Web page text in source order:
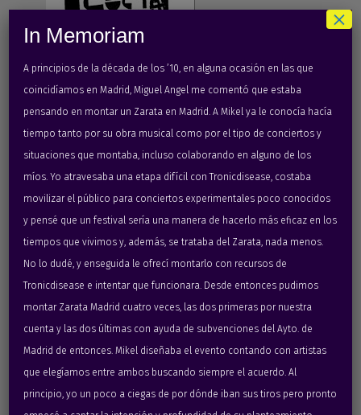
07:12:2007 Patio Maravillas – Madrid
Bodycocktaillive (EE.UU.)
Flyer designed byKrApoOla
Fotos:Mike Steel
In Memoriam
A principios de la década de los ’10, en alguna ocasión en las que
coincidíamos en Madrid, Miguel Angel me comentó que estaba
pensando en montar un Zarata en Madrid. A Mikel ya le conocía hacía
tiempo tanto por su obra musical como por el tipo de conciertos y
situaciones que montaba, incluso colaborando en alguno de los
míos. Yo atravesaba una etapa difícil con Tronicdisease, costaba
movilizar el público para conciertos experimentales poco conocidos
y pensé que un festival sería una manera de hacerlo más eficaz en los
tiempos que vivimos y, además, se trataba del Zarata, nada menos.
No lo dudé, y enseguida le ofrecí montarlo con recursos de
Tronicdisease e intentar que funcionara. Desde entonces pudimos
montar Zarata Madrid cuatro veces, las dos primeras por nuestra
cuenta y las dos últimas con ayuda de subvenciones del Ayto. de
Madrid de entonces. Mikel diseñaba el evento contando con artistas
que elegíamos entre ambos buscando siempre el acuerdo. Al
principio, yo un poco a ciegas de por dónde iban sus tiros pero pronto
×